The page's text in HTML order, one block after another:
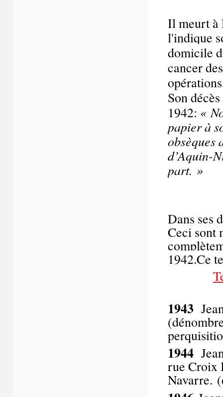
Il meurt à
l'indique
domicile
cancer
Son
1942: «
papier à
obsèques
d’Aquin-
part. »
Dans ses
Ceci sont
1942.Ce
1943
1944
rue Croix
Navarre.